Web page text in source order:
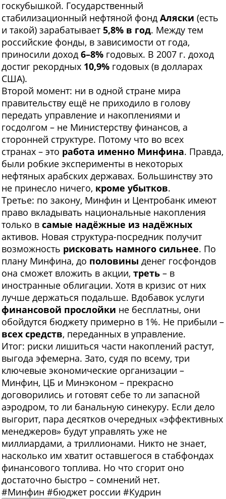
госкубышкой. Государственный
стабилизационный нефтяной фонд Аляски (есть
и такой) зарабатывает 5,8% в год. Между тем
российские фонды, в зависимости от года,
приносили доход 6–8% годовых. В 2007 г. доход
достиг рекордных 10,9% годовых (в долларах
США).
Второй момент: ни в одной стране мира
правительству ещё не приходило в голову
передать управление и накоплениями и
госдолгом – не Министерству финансов, а
сторонней структуре. Потому что во всех
странах – это работа именно Минфина. Правда,
были робкие эксперименты в некоторых
нефтяных арабских державах. Большинству это
не принесло ничего, кроме убытков.
Третье: по закону, Минфин и Центробанк имеют
право вкладывать национальные накопления
только в самые надёжные из надёжных
активов. Новая структура-посредник получит
возможность рисковать намного сильнее. По
плану Минфина, до половины денег госфондов
она сможет вложить в акции, треть – в
иностранные облигации. Хотя в кризис от них
лучше держаться подальше. Вдобавок услуги
финансовой прослойки не бесплатны, они
обойдутся бюджету примерно в 1%. Не прибыли –
всех средств, переданных в управление.
Итог: риски лишиться части накоплений растут,
выгода эфемерна. Зато, судя по всему, три
ключевые экономические организации –
Минфин, ЦБ и Минэконом – прекрасно
договорились и готовят себе то ли запасной
аэродром, то ли банальную синекуру. Если дело
выгорит, пара десятков очередных «эффективных
менеджеров» будут управлять уже не
миллиардами, а триллионами. Никто не знает,
насколько им хватит оставшегося в стабфондах
финансового топлива. Но что сгорит оно
достаточно быстро – сомнений нет.
#Минфин #бюджет россии #Кудрин